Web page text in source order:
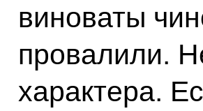
виноваты
провалили.
характера.